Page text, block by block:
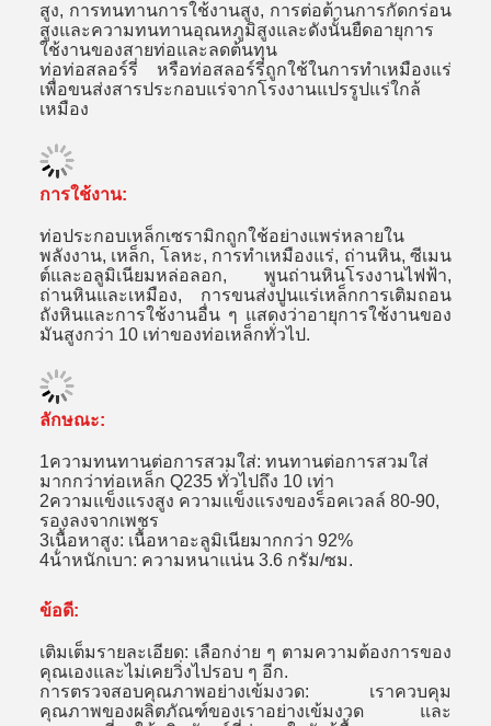
สูง, การทนทานการใช้งานสูง, การต่อต้านการกัดกร่อน
สูงและความทนทานอุณหภูมิสูงและดังนั้นยืดอายุการ
ใช้งานของสายท่อและลดต้นทุน
ท่อท่อสลอร์รี่ หรือท่อสลอร์รี่ถูกใช้ในการทําเหมืองแร่
เพื่อขนส่งสารประกอบแร่จากโรงงานแปรรูปแร่ใกล้
เหมือง
การใช้งาน:
ท่อประกอบเหล็กเซรามิกถูกใช้อย่างแพร่หลายใน
พลังงาน, เหล็ก, โลหะ, การทําเหมืองแร่, ถ่านหิน, ซีเมน
ต์และอลูมิเนียมหล่อลอก, พูนถ่านหินโรงงานไฟฟ้า,
ถ่านหินและเหมือง, การขนส่งปูนแร่เหล็กการเติมถอน
ถังหินและการใช้งานอื่น ๆ แสดงว่าอายุการใช้งานของ
มันสูงกว่า 10 เท่าของท่อเหล็กทั่วไป.
ลักษณะ:
1ความทนทานต่อการสวมใส่: ทนทานต่อการสวมใส่
มากกว่าท่อเหล็ก Q235 ทั่วไปถึง 10 เท่า
2ความแข็งแรงสูง ความแข็งแรงของร็อคเวลล์ 80-90,
รองลงจากเพชร
3เนื้อหาสูง: เนื้อหาอะลูมิเนียมากกว่า 92%
4น้ําหนักเบา: ความหนาแน่น 3.6 กรัม/ซม.
ข้อดี:
เติมเต็มรายละเอียด: เลือกง่าย ๆ ตามความต้องการของ
คุณเองและไม่เคยวิ่งไปรอบ ๆ อีก.
การตรวจสอบคุณภาพอย่างเข้มงวด: เราควบคุม
คุณภาพของผลิตภัณฑ์ของเราอย่างเข้มงวด และ